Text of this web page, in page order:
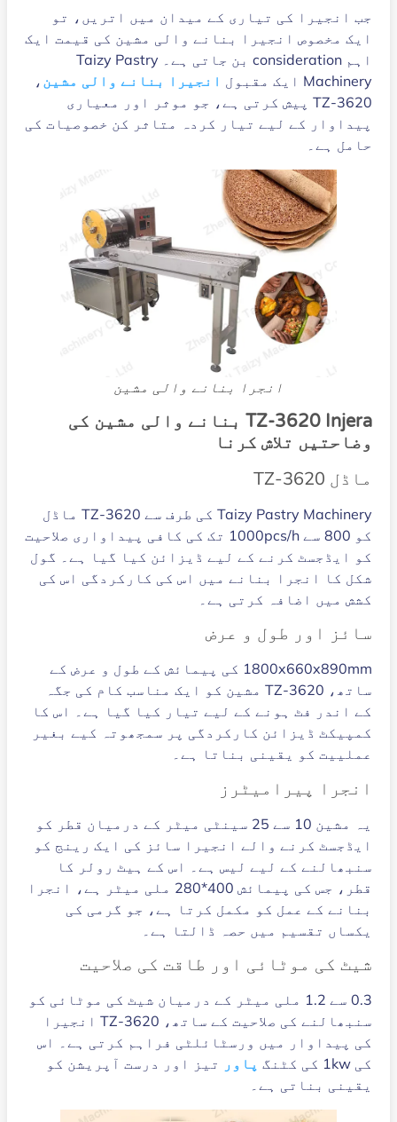
جب انجیرا کی تیاری کے میدان میں اتریں، تو
ایک مخصوص انجیرا بنانے والی مشین کی قیمت ایک
اہم consideration بن جاتی ہے۔ Taizy Pastry
Machinery ایک مقبول
انجیرا بنانے والی مشین ،
TZ-3620 پیش کرتی ہے، جو موثر اور معیاری
پیداوار کے لیے تیار کردہ متاثر کن خصوصیات کی
حامل ہے۔
انجرا بنانے والی مشین
TZ-3620 Injera بنانے والی مشین کی
وضاحتیں تلاش کرنا
ماڈل TZ-3620
Taizy Pastry Machinery کی طرف سے TZ-3620 ماڈل
کو 800 سے 1000pcs/h تک کی کافی پیداواری صلاحیت
کو ایڈجسٹ کرنے کے لیے ڈیزائن کیا گیا ہے۔ گول
شکل کا انجرا بنانے میں اس کی کارکردگی اس کی
کشش میں اضافہ کرتی ہے۔
سائز اور طول و عرض
1800x660x890mm کی پیمائش کے طول و عرض کے
ساتھ، TZ-3620 مشین کو ایک مناسب کام کی جگہ
کے اندر فٹ ہونے کے لیے تیار کیا گیا ہے۔ اس کا
کمپیکٹ ڈیزائن کارکردگی پر سمجھوتہ کیے بغیر
عملییت کو یقینی بناتا ہے۔
انجرا پیرامیٹرز
یہ مشین 10 سے 25 سینٹی میٹر کے درمیان قطر کو
ایڈجسٹ کرنے والے انجیرا سائز کی ایک رینج کو
سنبھالنے کے لیے لیس ہے۔ اس کے ہیٹ رولر کا
قطر، جس کی پیمائش 400*280 ملی میٹر ہے، انجرا
بنانے کے عمل کو مکمل کرتا ہے، جو گرمی کی
یکساں تقسیم میں حصہ ڈالتا ہے۔
شیٹ کی موٹائی اور طاقت کی صلاحیت
0.3 سے 1.2 ملی میٹر کے درمیان شیٹ کی موٹائی کو
سنبھالنے کی صلاحیت کے ساتھ، TZ-3620 انجیرا
کی پیداوار میں ورسٹائلٹی فراہم کرتی ہے۔ اس
کی 1kw کی کٹنگ
پاور تیز اور درست آپریشن کو
یقینی بناتی ہے۔